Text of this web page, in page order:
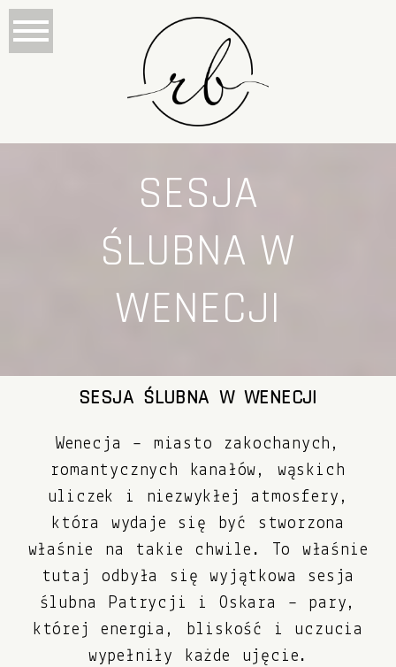
SESJA
ŚLUBNA W
WENECJI
SESJA ŚLUBNA W WENECJI
Wenecja – miasto zakochanych,
romantycznych kanałów, wąskich
uliczek i niezwykłej atmosfery,
która wydaje się być stworzona
właśnie na takie chwile. To właśnie
tutaj odbyła się wyjątkowa sesja
ślubna Patrycji i Oskara – pary,
której energia, bliskość i uczucia
wypełniły każde ujęcie.